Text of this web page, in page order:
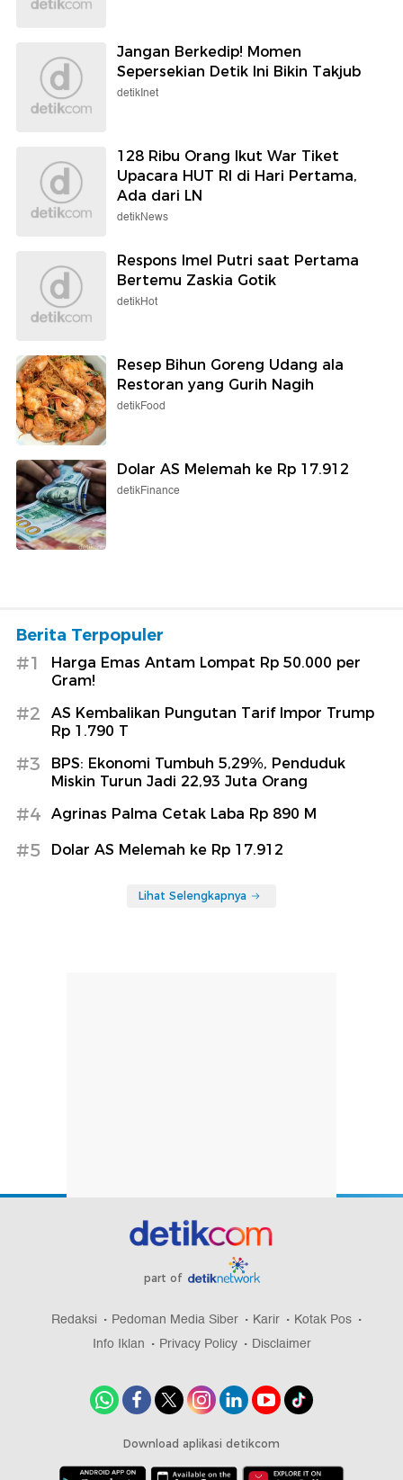
Jangan Berkedip! Momen
Sepersekian Detik Ini Bikin Takjub
detikInet
128 Ribu Orang Ikut War Tiket
Upacara HUT RI di Hari Pertama,
Ada dari LN
detikNews
Respons Imel Putri saat Pertama
Bertemu Zaskia Gotik
detikHot
Resep Bihun Goreng Udang ala
Restoran yang Gurih Nagih
detikFood
Dolar AS Melemah ke Rp 17.912
detikFinance
Berita Terpopuler
#1
Harga Emas Antam Lompat Rp 50.000 per
Gram!
#2
AS Kembalikan Pungutan Tarif Impor Trump
Rp 1.790 T
#3
BPS: Ekonomi Tumbuh 5,29%, Penduduk
Miskin Turun Jadi 22,93 Juta Orang
#4 Agrinas Palma Cetak Laba Rp 890 M
#5 Dolar AS Melemah ke Rp 17.912
Lihat Selengkapnya
part of
Redaksi Pedoman Media Siber Karir
Kotak Pos
Info Iklan
Privacy Policy Disclaimer
Download aplikasi detikcom